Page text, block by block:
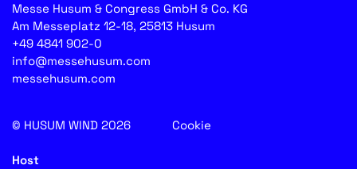
Messe Husum & Congress GmbH & Co. KG
Am Messeplatz 12-18, 25813 Husum
+49 4841 902-0
info@messehusum.com
messehusum.com
© HUSUM WIND 2026 Cookie
Host